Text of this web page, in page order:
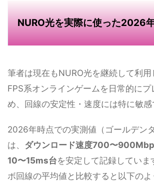
NURO光を実際に使った2026
筆者は現在もNURO光を継続して利用
FPS系オンラインゲームを日常的にプ
め、回線の安定性・速度には特に敏感
2026年時点での実測値（ゴールデン
は、 ダウンロード速度700〜
10〜15ms台を安定して記録していま
ボ回線の平均値と比較すると以下のよ